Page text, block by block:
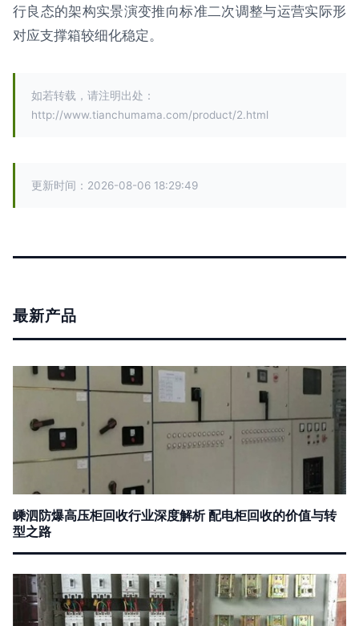
行良态的架构实景演变推向标准二次调整与运营实际形
对应支撑箱较细化稳定。
如若转载，请注明出处：
http://www.tianchumama.com/product/2.html
更新时间：2026-08-06 18:29:49
最新产品
嵊泗防爆高压柜回收行业深度解析 配电柜回收的价值与转
型之路